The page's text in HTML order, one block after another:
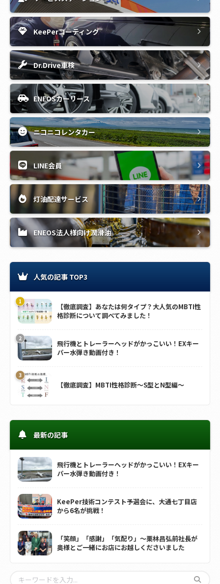
KeePerコーティング
Dr.Drive車検
ENEOSカーリース
ニコニコレンタカー
LINE会員
灯油配達サービス
ENEOS法人様向け潤滑油
人気の記事 TOP3
【徹底調査】あなたは何タイプ？大人気のMBTI性
格診断について調べてみました！
飛行機とトレーラーヘッドがかっこいい！EXキー
パー水弾き動画付き！
【徹底調査】MBTI性格診断～S型とN型編～
最新の記事
飛行機とトレーラーヘッドがかっこいい！EXキー
パー水弾き動画付き！
KeePer技術コンテスト予選会に、大通七丁目店
から6名が挑戦！
「笑顔」「感謝」「気配り」～栗林昌弘前社長が
奥様とご一緒にお店にお越しくださいました